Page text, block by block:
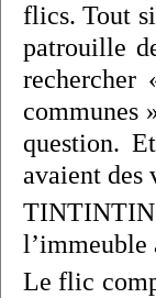
flics. Tout
patrouille
rechercher
communes
question.
avaient des
l’immeuble
Le flic